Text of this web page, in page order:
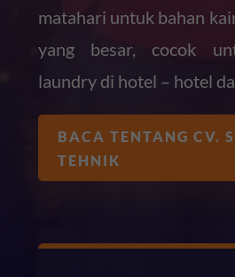
matahari untuk bahan
yang besar, cocok
laundry di hotel – hotel
BACA TENTANG CV.
TEHNIK